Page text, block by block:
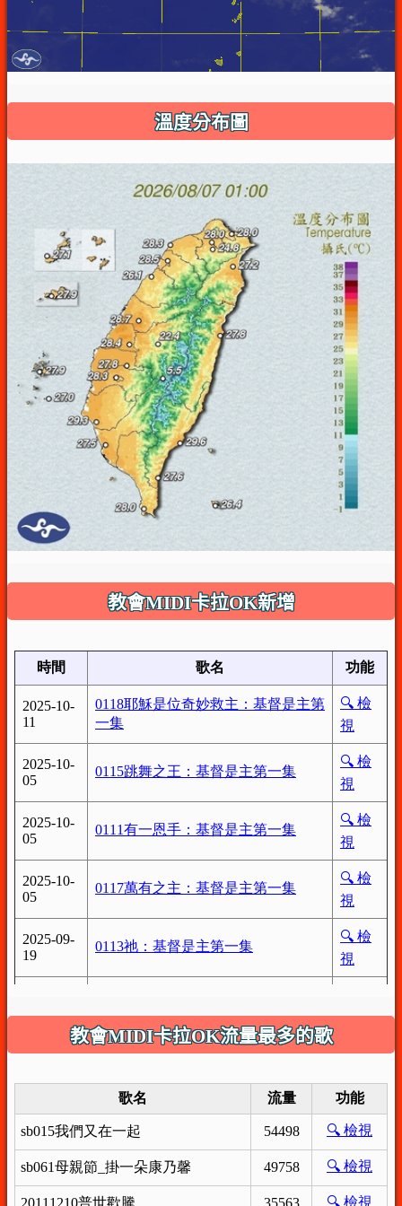
溫度分布圖
教會MIDI卡拉OK新增
教會MIDI卡拉OK流量最多的歌